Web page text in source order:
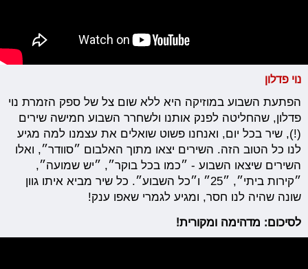
נוי פדלון
הפתעת השבוע במוזיקה היא ללא שום צל של ספק הזמרת נוי
פדלון, שהחליטה לפנק אותנו ולשחרר השבוע חמישה שירים
(!), שיר בכל יום, ואנחנו פשוט שואלים את עצמנו למה מגיע
לנו כל הטוב הזה. השירים יצאו מתוך האלבום ״סוודר״, ואלו
השירים שיצאו השבוע - ״כמו בכל בוקר״, ״יש שמועה״,
״קירות ביתי״, ״25״ ו״כל השבוע״. כל שיר מביא איתו גוון
שונה שהיה לנו חסר, ומגיע לגמרי שאפו ענק!
לסיכום: מדהימה ומקורית!